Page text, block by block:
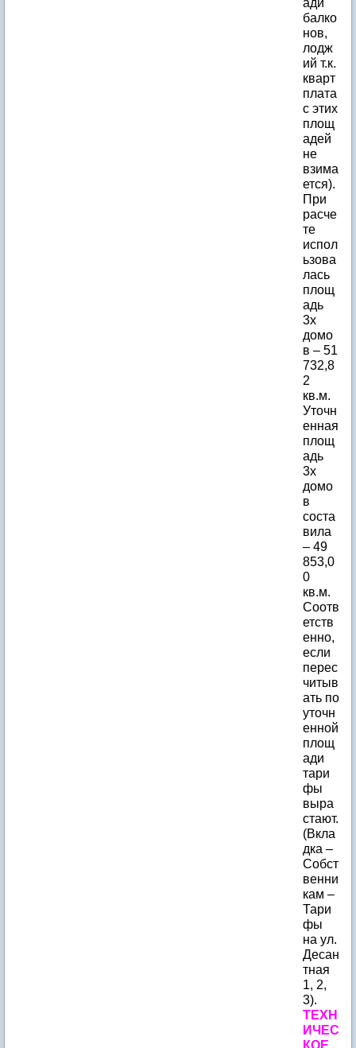
ади
балко
нов,
лодж
ий т.к.
кварт
плата
с этих
площ
адей
не
взима
ется).
При
расче
те
испол
ьзова
лась
площ
адь
3х
домо
в – 51
732,8
2
кв.м.
Уточн
енная
площ
адь
3х
домо
в
соста
вила
– 49
853,0
0
кв.м.
Соотв
етств
енно,
если
перес
читыв
ать по
уточн
енной
площ
ади
тари
фы
выра
стают.
(Вкла
дка –
Собст
венни
кам –
Тари
фы
на ул.
Десан
тная
1, 2,
3).
ТЕХН
ИЧЕС
КОЕ